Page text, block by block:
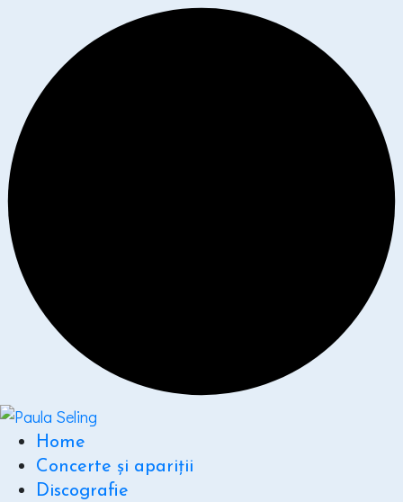
Home
Concerte și apariții
Discografie